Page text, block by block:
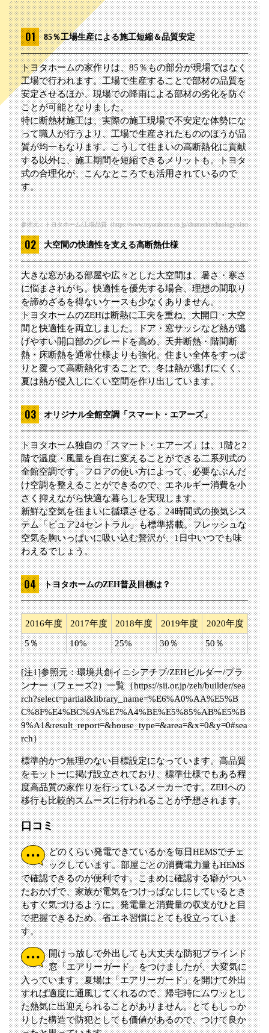
85％工場生産による施工短縮＆品質安定
トヨタホームの家作りは、85％もの部分が現場ではなく
工場で行われます。工場で生産することで部材の品質を
安定させるほか、現場での降雨による部材の劣化を防ぐ
ことが可能となりました。
特に断熱材施工は、実際の施工現場で不安定な体勢にな
って職人が行うより、工場で生産されたもののほうが品
質が均一もなります。こうして住まいの高断熱化に貢献
する以外に、施工期間を短縮できるメリットも。トヨタ
式の合理化が、こんなところでも活用されているので
す。
参照元：トヨタホーム/工場品質（https://www.toyotahome.co.jp/chumon/technology/since/
大空間の快適性を支える高断熱仕様
大きな窓がある部屋や広々とした大空間は、暑さ・寒さ
に悩まされがち。快適性を優先する場合、理想の間取り
を諦めざるを得ないケースも少なくありません。
トヨタホームのZEHは断熱に工夫を重ね、大開口・大空
間と快適性を両立しました。ドア・窓サッシなど熱が逃
げやすい開口部のグレードを高め、天井断熱・階間断
熱・床断熱を通常仕様よりも強化。住まい全体をすっぽ
りと覆って高断熱化することで、冬は熱が逃げにくく、
夏は熱が侵入しにくい空間を作り出しています。
オリジナル全館空調「スマート・エアーズ」
トヨタホーム独自の「スマート・エアーズ」は、1階と2
階で温度・風量を自在に変えることができる二系列式の
全館空調です。フロアの使い方によって、必要なぶんだ
け空調を整えることができるので、エネルギー消費を小
さく抑えながら快適な暮らしを実現します。
新鮮な空気を住まいに循環させる、24時間式の換気シス
テム「ピュア24セントラル」も標準搭載。フレッシュな
空気を胸いっぱいに吸い込む贅沢が、1日中いつでも味
わえるでしょう。
トヨタホームのZEH普及目標は？
2016年度 2017年度 2018年度 2019年度 2020年度
5％ 10% 25% 30％ 50％
[注1]参照元：環境共創イニシアチブ/ZEHビルダー/プラ
ンナー（フェーズ2）一覧（https://sii.or.jp/zeh/builder/sea
rch?select=partial&library_name=%E6%A0%AA%E5%B
C%8F%E4%BC%9A%E7%A4%BE%E5%85%AB%E5%B
9%A1&result_report=&house_type=&area=&x=0&y=0#sea
rch）
標準的かつ無理のない目標設定になっています。高品質
をモットーに掲げ設立されており、標準仕様でもある程
度高品質の家作りを行っているメーカーです。ZEHへの
移行も比較的スムーズに行われることが予想されます。
口コミ
どのくらい発電できているかを毎日HEMSでチェ
ックしています。部屋ごとの消費電力量もHEMS
で確認できるのが便利です。こまめに確認する癖がつい
たおかげで、家族が電気をつけっぱなしにしているとき
もすぐ気づけるように。発電量と消費量の収支がひと目
で把握できるため、省エネ習慣にとても役立っていま
す。
開けっ放しで外出しても大丈夫な防犯ブラインド
窓「エアリーガード」をつけましたが、大変気に
入っています。夏場は「エアリーガード」を開けて外出
すれば適度に通風してくれるので、帰宅時にムワッとし
た熱気に出迎えられることがありません。とてもしっか
りした構造で防犯としても価値があるので、つけて良か